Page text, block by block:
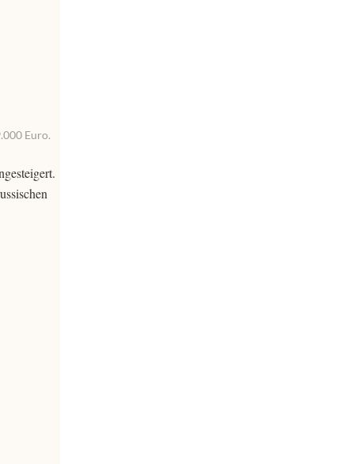
Euro.